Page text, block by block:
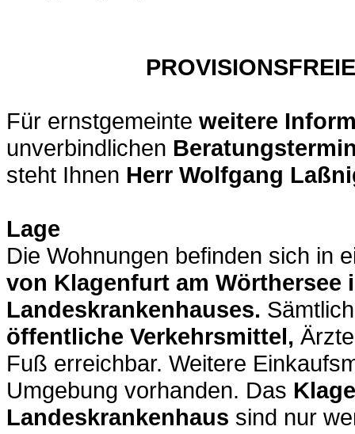
PROVISIONSFREIER
Für ernstgemeinte weitere
unverbindlichen
steht Ihnen Herr Wolfgang
Lage
Die Wohnungen befinden sich in
von Klagenfurt am Wörthersee
Landeskrankenhauses.
öffentliche Verkehrsmittel,
Fuß erreichbar. Weitere
Umgebung vorhanden. Das
Landeskrankenhaus sind nur